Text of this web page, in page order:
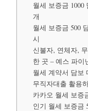
월세 보증금 1000
개
월세 보증금 500
시
신불자, 연체자,
한 곳 – 예스 파이
월세 계약서 담보
무직자대출 활용
카카오 월세 보증
인기 월세 보증금